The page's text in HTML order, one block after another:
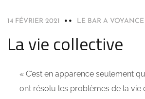
14 FÉVRIER 2021 LE BAR A VOYANCE
La vie collective
« C’est en apparence seulement
ont résolu les problèmes de la vie